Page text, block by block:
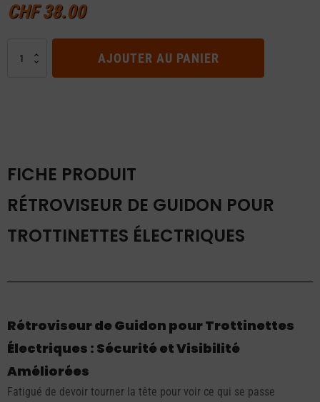
CHF38.00
AJOUTER AU PANIER
FICHE PRODUIT
RÉTROVISEUR DE GUIDON POUR
TROTTINETTES ÉLECTRIQUES
Rétroviseur de Guidon pour Trottinettes
Électriques : Sécurité et Visibilité
Améliorées
Fatigué de devoir tourner la tête pour voir ce qui se passe